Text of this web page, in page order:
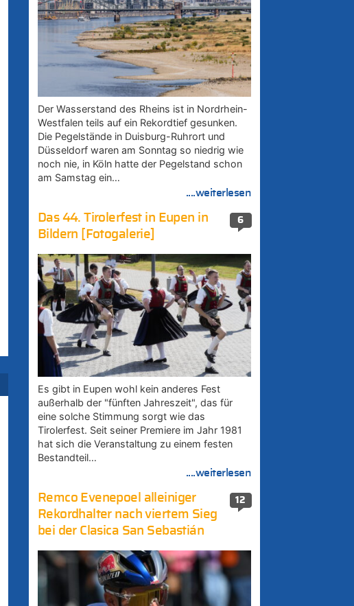
Der Wasserstand des Rheins ist in Nordrhein-
Westfalen teils auf ein Rekordtief gesunken.
Die Pegelstände in Duisburg-Ruhrort und
Düsseldorf waren am Sonntag so niedrig wie
noch nie, in Köln hatte der Pegelstand schon
am Samstag ein…
....weiterlesen
6
Das 44. Tirolerfest in Eupen in
Bildern [Fotogalerie]
Es gibt in Eupen wohl kein anderes Fest
außerhalb der "fünften Jahreszeit", das für
eine solche Stimmung sorgt wie das
Tirolerfest. Seit seiner Premiere im Jahr 1981
hat sich die Veranstaltung zu einem festen
Bestandteil…
....weiterlesen
12
Remco Evenepoel alleiniger
Rekordhalter nach viertem Sieg
bei der Clasica San Sebastián